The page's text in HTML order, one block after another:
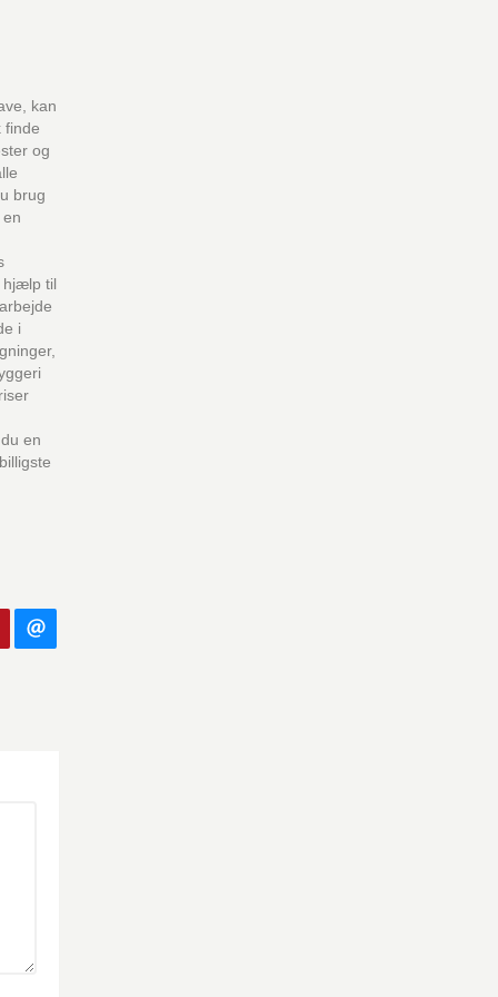
kan
finde
og
brug
hjælp til
i
en